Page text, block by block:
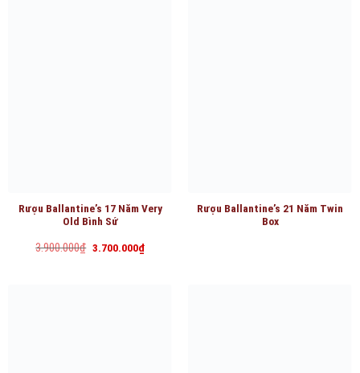
Rượu Ballantine’s 17 Năm Very
Old Bình Sứ
3.900.000₫ Giá
3.700.000₫Giá
hiện
Rượu Ballantine’s 21 Năm Twin
Box